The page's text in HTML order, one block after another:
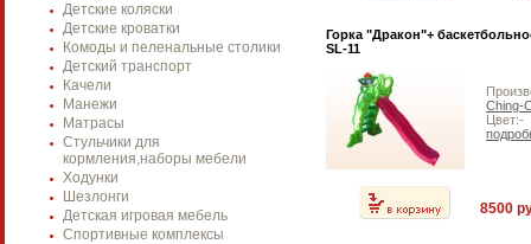
Детские коляски
Детские кроватки
Комоды и пеленальные столики
Детский транспорт
Качели
Манежи
Матрасы
Стульчики для
кормления,наборы мебели
Ходунки
Шезлонги
Детская игровая мебель
Спортивные комплексы
Горка "Дракон"+
SL-11
Ching-
Цвет:-
8500